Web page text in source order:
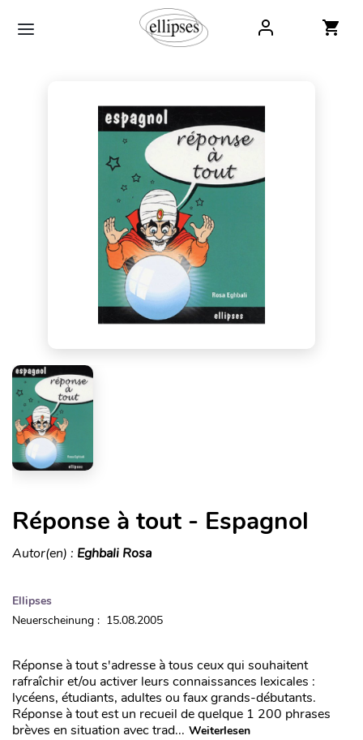
Réponse à tout - Espagnol
Autor(en) : Eghbali Rosa
Ellipses
Neuerscheinung : 15.08.2005
Réponse à tout s'adresse à tous ceux qui souhaitent
rafraîchir et/ou activer leurs connaissances lexicales :
lycéens, étudiants, adultes ou faux grands-débutants.
Réponse à tout est un recueil de quelque 1 200 phrases
brèves en situation avec trad... Weiterlesen